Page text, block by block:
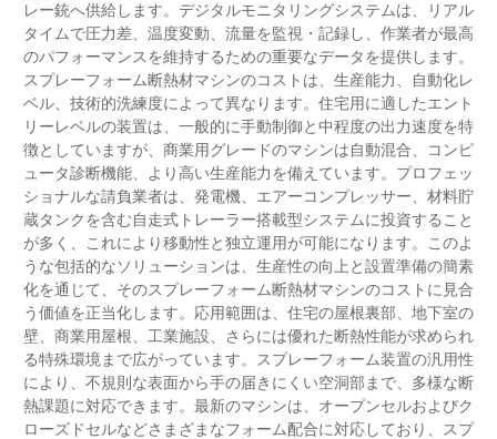
レー銃へ供給します。デジタルモニタリングシステムは、リアル
タイムで圧力差、温度変動、流量を監視・記録し、作業者が最高
のパフォーマンスを維持するための重要なデータを提供します。
スプレーフォーム断熱材マシンのコストは、生産能力、自動化レ
ベル、技術的洗練度によって異なります。住宅用に適したエント
リーレベルの装置は、一般的に手動制御と中程度の出力速度を特
徴としていますが、商業用グレードのマシンは自動混合、コンピ
ュータ診断機能、より高い生産能力を備えています。プロフェッ
ショナルな請負業者は、発電機、エアーコンプレッサー、材料貯
蔵タンクを含む自走式トレーラー搭載型システムに投資すること
が多く、これにより移動性と独立運用が可能になります。このよ
うな包括的なソリューションは、生産性の向上と設置準備の簡素
化を通じて、そのスプレーフォーム断熱材マシンのコストに見合
う価値を正当化します。応用範囲は、住宅の屋根裏部、地下室の
壁、商業用屋根、工業施設、さらには優れた断熱性能が求められ
る特殊環境まで広がっています。スプレーフォーム装置の汎用性
により、不規則な表面から手の届きにくい空洞部まで、多様な断
熱課題に対応できます。最新のマシンは、オープンセルおよびク
ローズドセルなどさまざまなフォーム配合に対応しており、スプ